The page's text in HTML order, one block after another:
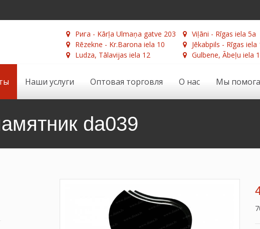
Рига - Kārļa Ulmaņa gatve 203
Rēzekne - Kr.Barona iela 10
Ludza, Tālavijas iela 12
Viļāni - Rīgas iela 5a
Jēkabpils - Rīgas iela
Gulbene, Ābeļu iela
Наши услуги Оптовая торговля О нас Мы
da039